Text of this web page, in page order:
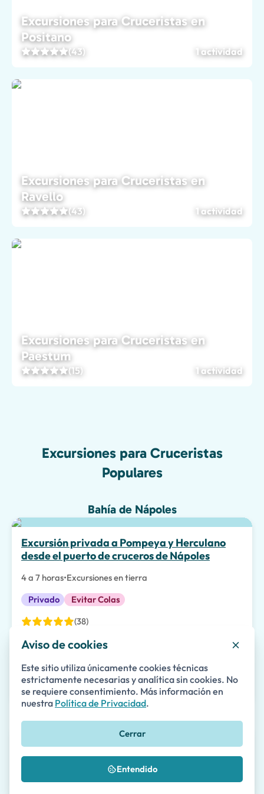
Excursiones para Cruceristas en
Positano
(43) 1 actividad
Excursiones para Cruceristas en
Ravello
(43) 1 actividad
Excursiones para Cruceristas en
Paestum
(15) 1 actividad
Excursiones para Cruceristas
Populares
Bahía de Nápoles
Excursión privada a Pompeya y Herculano
desde el puerto de cruceros de Nápoles
4 a 7 horas•Excursiones en tierra
Privado
Evitar Colas
(38)
desde139€por persona
Detalles Disponibilidad
Excursión privada desde el puerto de Salerno
a Pompeya y el Monte Vesuvio
5 a 8 horas•Excursiones en tierra
Aviso de cookies
Este sitio utiliza únicamente cookies técnicas
estrictamente necesarias y analítica sin cookies. No
se requiere consentimiento. Más información en
nuestra Política de Privacidad.
Cerrar
Entendido